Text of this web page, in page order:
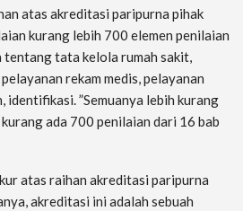
atas akreditasi paripurna pihak
kurang lebih 700 elemen penilaian
tentang tata kelola rumah sakit,
rekam medis, pelayanan
identifikasi. ”Semuanya lebih kurang
ada 700 penilaian dari 16 bab
atas raihan akreditasi paripurna
akreditasi ini adalah sebuah